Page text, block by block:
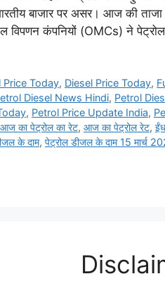
बाजार पर असर। आज की
विपणन कंपनियों (OMCs) ने
Price Today, Diesel Price Today,
Diesel News Hindi, Petrol
, Petrol Price Update India,
आज का पेट्रोल का रेट, आज का पेट्रोल रेट,
के दाम, पेट्रोल डीजल के दाम 15 मार्च